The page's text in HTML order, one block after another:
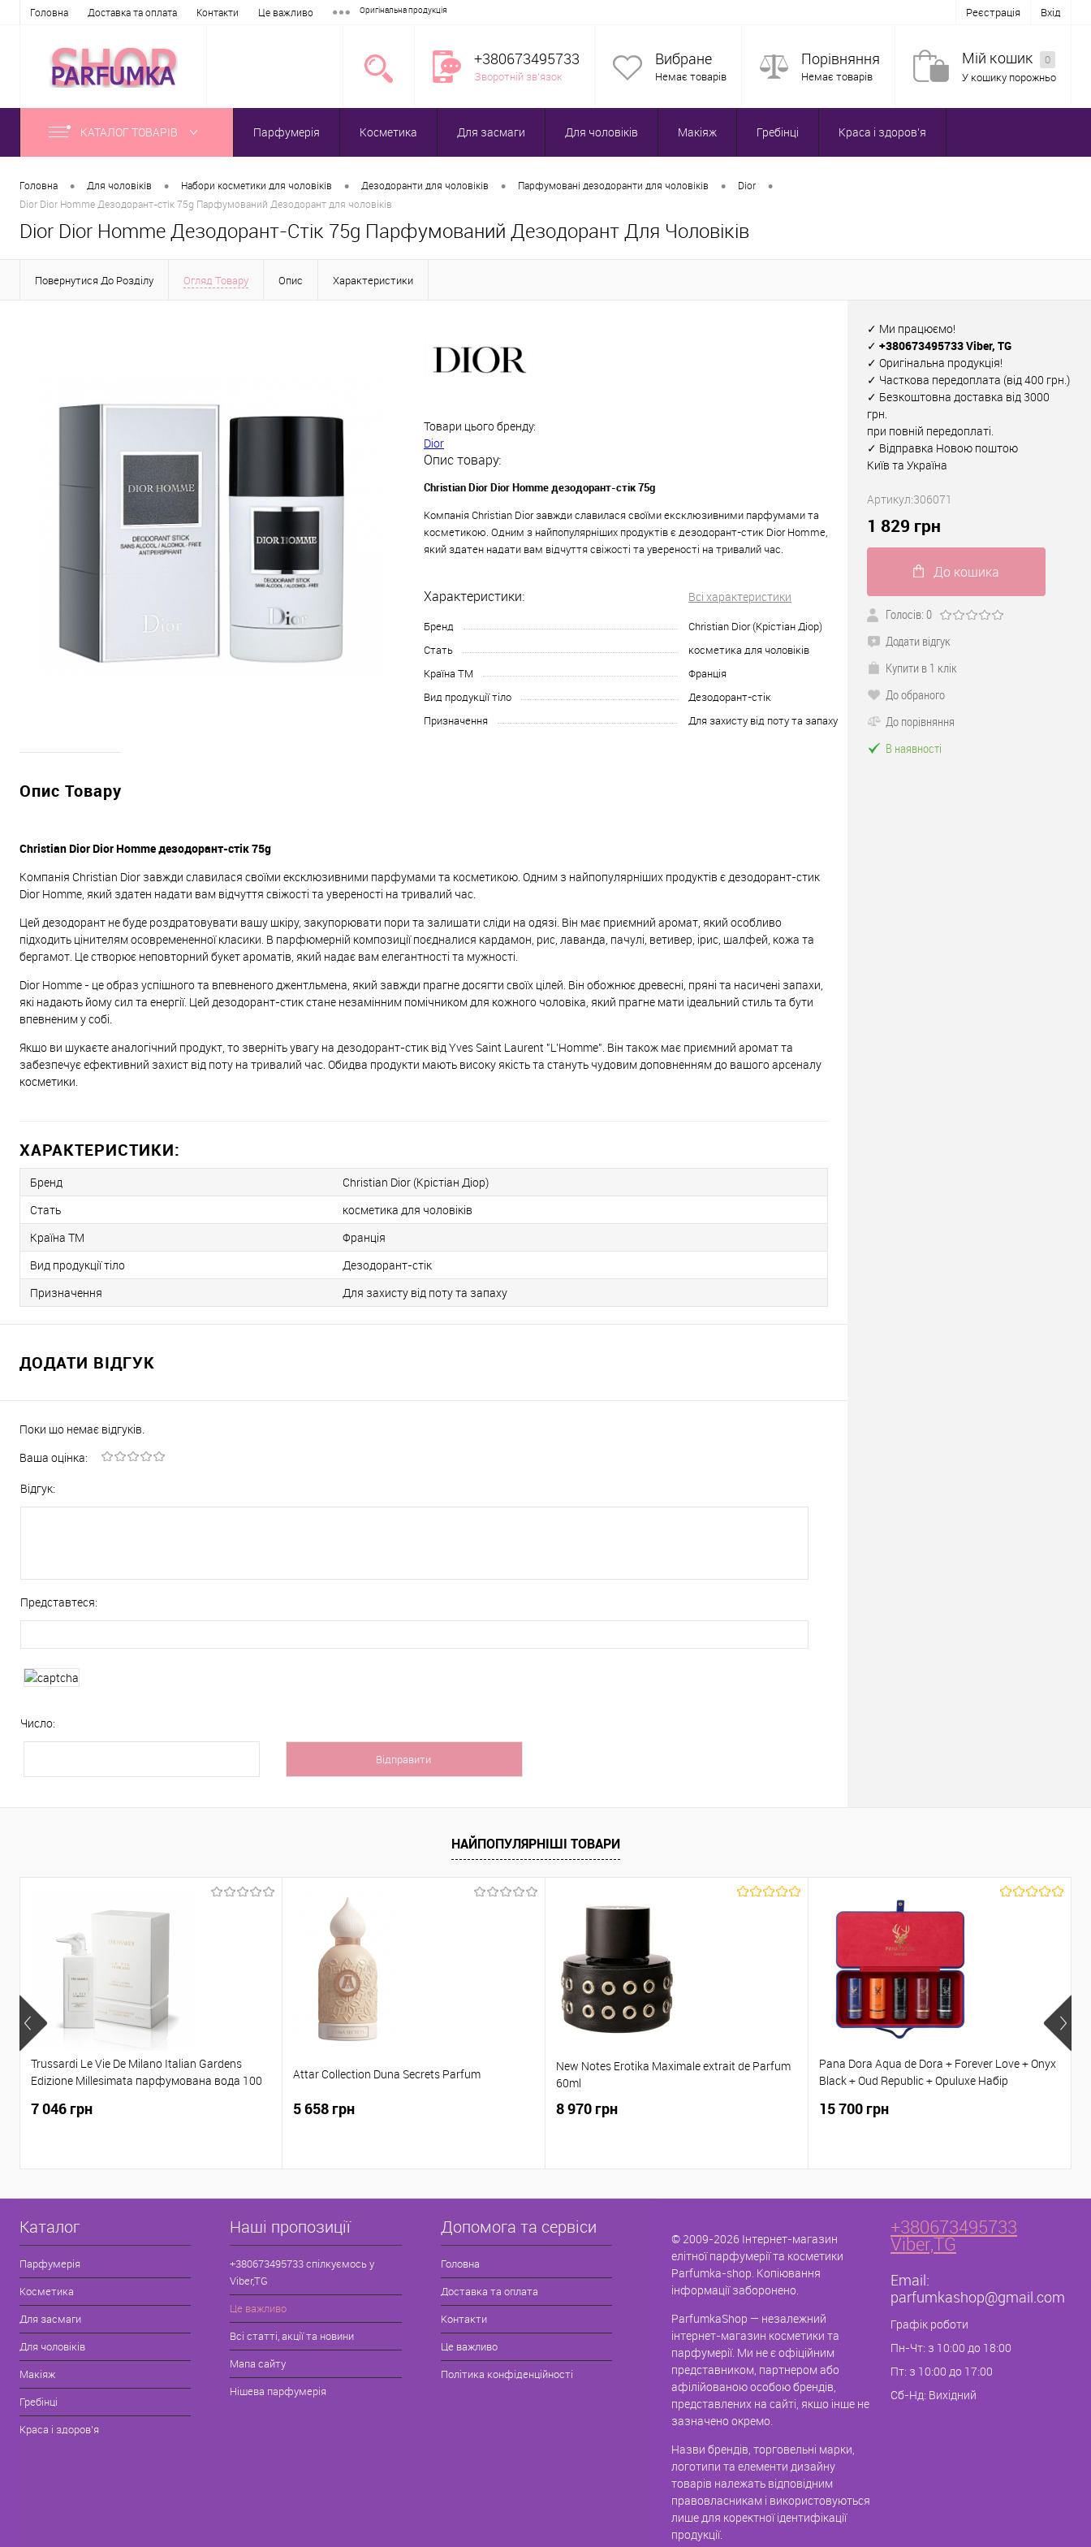
Головна Доставка та оплата Контакти Це важливо Оригінальна продукція Реєстрація Вхід
+380673495733
Зворотній зв'язок
Вибране
Немає товарів
Порівняння
Немає товарів
Мій кошик
0
У кошику порожньо
КАТАЛОГ ТОВАРІВ Парфумерія Косметика Для засмаги Для чоловіків Макіяж Гребінці Краса і здоров'я
Головна • Для чоловіків • Набори косметики для чоловіків • Дезодоранти для чоловіків • Парфумовані дезодоранти для чоловіків • Dior •
Dior Dior Homme Дезодорант-стік 75g Парфумований Дезодорант для чоловіків
Dior Dior Homme Дезодорант-Стік 75g Парфумований Дезодорант Для Чоловіків
Повернутися До Розділу Огляд Товару Опис Характеристики
Товари цього бренду:
Dior
Опис товару:
Christian Dior Dior Homme дезодорант-стік 75g
Компанія Christian Dior завжди славилася своїми ексклюзивними парфумами та
косметикою. Одним з найпопулярніших продуктів є дезодорант-стик Dior Homme,
який здатен надати вам відчуття свіжості та увереності на тривалий час.
Характеристики: Всі характеристики
Бренд
Christian Dior (Крістіан Діор)
Стать
косметика для чоловіків
Країна ТМ
Франція
Вид продукції тіло
Дезодорант-стік
Призначення
Для захисту від поту та запаху
Опис Товару
Christian Dior Dior Homme дезодорант-стік 75g
Компанія Christian Dior завжди славилася своїми ексклюзивними парфумами та косметикою. Одним з найпопулярніших продуктів є дезодорант-стик
Dior Homme, який здатен надати вам відчуття свіжості та увереності на тривалий час.
Цей дезодорант не буде роздратовувати вашу шкіру, закупорювати пори та залишати сліди на одязі. Він має приємний аромат, який особливо
підходить цінителям осовремененної класики. В парфюмерній композиції поєдналися кардамон, рис, лаванда, пачулі, ветивер, ірис, шалфей, кожа та
бергамот. Це створює неповторний букет ароматів, який надає вам елегантності та мужності.
Dior Homme - це образ успішного та впевненого джентльмена, який завжди прагне досягти своїх цілей. Він обожнює древесні, пряні та насичені запахи,
які надають йому сил та енергії. Цей дезодорант-стик стане незамінним помічником для кожного чоловіка, який прагне мати ідеальний стиль та бути
впевненим у собі.
Якщо ви шукаєте аналогічний продукт, то зверніть увагу на дезодорант-стик від Yves Saint Laurent "L'Homme". Він також має приємний аромат та
забезпечує ефективний захист від поту на тривалий час. Обидва продукти мають високу якість та стануть чудовим доповненням до вашого арсеналу
косметики.
ХАРАКТЕРИСТИКИ:
Бренд
Christian Dior (Крістіан Діор)
Стать
косметика для чоловіків
Країна ТМ
Франція
Вид продукції тіло
Дезодорант-стік
Призначення
Для захисту від поту та запаху
ДОДАТИ ВІДГУК
Поки що немає відгуків.
Ваша оцінка:
Відгук:
Представтеся:
Число:
✓ Ми працюємо!
✓ +380673495733 Viber, TG
✓ Оригінальна продукція!
✓ Часткова передоплата (від 400 грн.)
✓ Безкоштовна доставка від 3000
грн.
при повній передоплаті.
✓ Відправка Новою поштою
Київ та Україна
Артикул:306071
1 829 грн
До кошика
Голосів: 0
Додати відгук
Купити в 1 клік
До обраного
До порівняння
В наявності
НАЙПОПУЛЯРНІШІ ТОВАРИ
Trussardi Le Vie De Milano Italian Gardens
Edizione Millesimata парфумована вода 100
7 046 грн
Attar Collection Duna Secrets Parfum
5 658 грн
New Notes Erotika Maximale extrait de Parfum
60ml
8 970 грн
Pana Dora Aqua de Dora + Forever Love + Onyx
Black + Oud Republic + Opuluxe Набір
15 700 грн
Каталог
Парфумерія
Косметика
Для засмаги
Для чоловіків
Макіяж
Гребінці
Краса і здоров'я
Наші пропозиції
+380673495733 спілкуємось у
Viber,TG
Це важливо
Всі статті, акції та новини
Мапа сайту
Нішева парфумерія
Допомога та сервіси
Головна
Доставка та оплата
Контакти
Це важливо
Політика конфіденційності
© 2009-2026 Інтернет-магазин
елітної парфумерії та косметики
Parfumka-shop. Копіювання
інформації заборонено.
ParfumkaShop — незалежний
інтернет-магазин косметики та
парфумерії. Ми не є офіційним
представником, партнером або
афілійованою особою брендів,
представлених на сайті, якщо інше не
зазначено окремо.
Назви брендів, торговельні марки,
логотипи та елементи дизайну
товарів належать відповідним
правовласникам і використовуються
лише для коректної ідентифікації
продукції.
+380673495733
Viber,TG
Email:
parfumkashop@gmail.com
Графік роботи
Пн-Чт: з 10:00 до 18:00
Пт: з 10:00 до 17:00
Сб-Нд: Вихідний